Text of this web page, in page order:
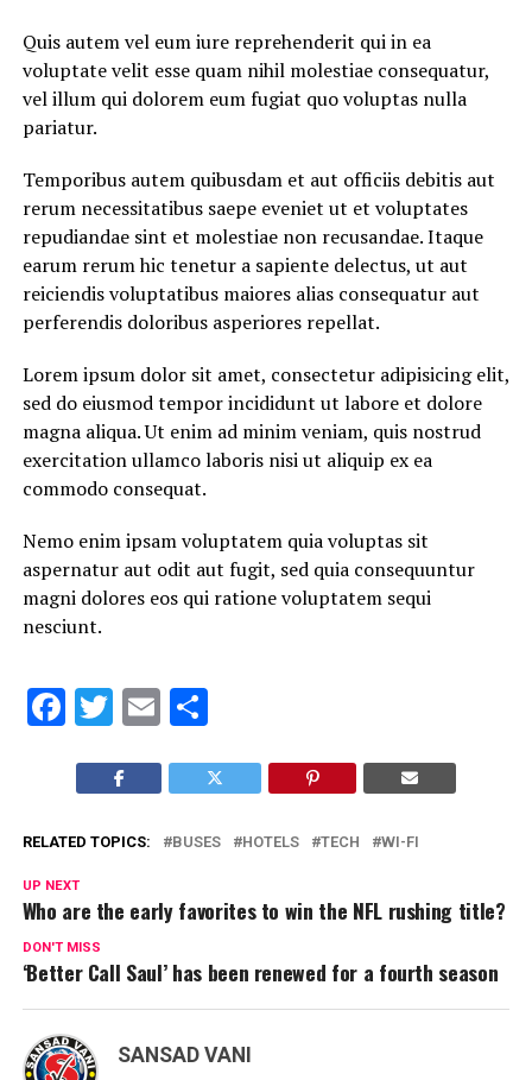
Quis autem vel eum iure reprehenderit qui in ea
voluptate velit esse quam nihil molestiae consequatur,
vel illum qui dolorem eum fugiat quo voluptas nulla
pariatur.
Temporibus autem quibusdam et aut officiis debitis aut
rerum necessitatibus saepe eveniet ut et voluptates
repudiandae sint et molestiae non recusandae. Itaque
earum rerum hic tenetur a sapiente delectus, ut aut
reiciendis voluptatibus maiores alias consequatur aut
perferendis doloribus asperiores repellat.
Lorem ipsum dolor sit amet, consectetur adipisicing elit,
sed do eiusmod tempor incididunt ut labore et dolore
magna aliqua. Ut enim ad minim veniam, quis nostrud
exercitation ullamco laboris nisi ut aliquip ex ea
commodo consequat.
Nemo enim ipsam voluptatem quia voluptas sit
aspernatur aut odit aut fugit, sed quia consequuntur
magni dolores eos qui ratione voluptatem sequi
nesciunt.
Facebook
Twitter
EmailShare
RELATED TOPICS: BUSES HOTELS TECH WI-FI
UP NEXT
Who are the early favorites to win the NFL rushing title?
DON'T MISS
‘Better Call Saul’ has been renewed for a fourth season
SANSAD VANI